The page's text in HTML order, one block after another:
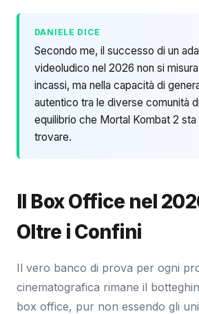
DANIELE DICE
Secondo me, il successo di un
videoludico nel 2026 non si
incassi, ma nella capacità di
autentico tra le diverse comunità
equilibrio che Mortal Kombat 2
trovare.
Il Box Office nel
Oltre i Confini
Il vero banco di prova per ogni
cinematografica rimane il
box office, pur non essendo gli